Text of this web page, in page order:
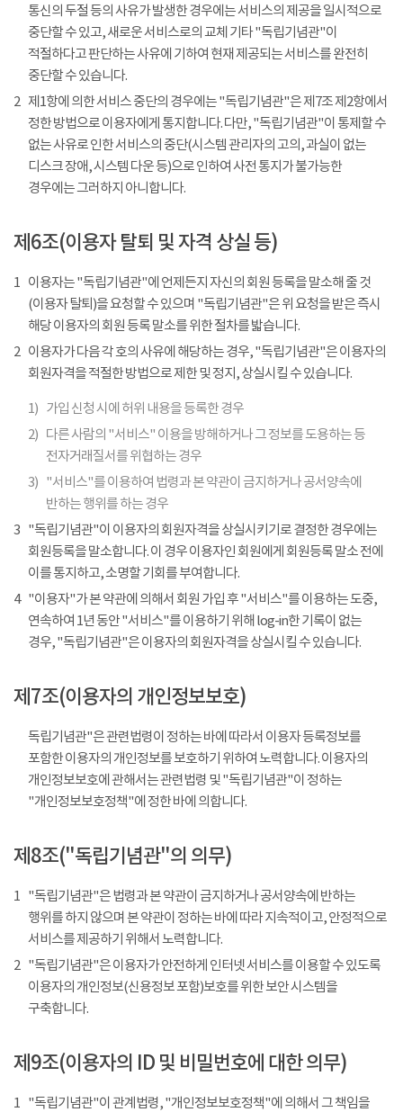
통신의 두절 등의 사유가 발생한 경우에는 서비스의 제공을 일시적으로
중단할 수 있고, 새로운 서비스로의 교체 기타 "독립기념관"이
적절하다고 판단하는 사유에 기하여 현재 제공되는 서비스를 완전히
중단할 수 있습니다.
2 제1항에 의한 서비스 중단의 경우에는 "독립기념관"은 제7조 제2항에서
정한 방법으로 이용자에게 통지합니다. 다만, "독립기념관"이 통제할 수
없는 사유로 인한 서비스의 중단(시스템 관리자의 고의, 과실이 없는
디스크 장애, 시스템 다운 등)으로 인하여 사전 통지가 불가능한
경우에는 그러하지 아니합니다.
제6조(이용자 탈퇴 및 자격 상실 등)
1 이용자는 "독립기념관"에 언제든지 자신의 회원 등록을 말소해 줄 것
(이용자 탈퇴)을 요청할 수 있으며 "독립기념관"은 위 요청을 받은 즉시
해당 이용자의 회원 등록 말소를 위한 절차를 밟습니다.
2 이용자가 다음 각 호의 사유에 해당하는 경우, "독립기념관"은 이용자의
회원자격을 적절한 방법으로 제한 및 정지, 상실시킬 수 있습니다.
1) 가입 신청 시에 허위 내용을 등록한 경우
2) 다른 사람의 "서비스" 이용을 방해하거나 그 정보를 도용하는 등
전자거래질서를 위협하는 경우
3) "서비스"를 이용하여 법령과 본 약관이 금지하거나 공서양속에
반하는 행위를 하는 경우
3 "독립기념관"이 이용자의 회원자격을 상실시키기로 결정한 경우에는
회원등록을 말소합니다. 이 경우 이용자인 회원에게 회원등록 말소 전에
이를 통지하고, 소명할 기회를 부여합니다.
4
"이용자"가 본 약관에 의해서 회원 가입 후 "서비스"를 이용하는 도중,
연속하여 1년 동안 "서비스"를 이용하기 위해 log-in한 기록이 없는
경우, "독립기념관"은 이용자의 회원자격을 상실시킬 수 있습니다.
제7조(이용자의 개인정보보호)
독립기념관"은 관련법령이 정하는 바에 따라서 이용자 등록정보를
포함한 이용자의 개인정보를 보호하기 위하여 노력합니다. 이용자의
개인정보보호에 관해서는 관련법령 및 "독립기념관"이 정하는
"개인정보보호정책"에 정한 바에 의합니다.
제8조("독립기념관"의 의무)
1 "독립기념관"은 법령과 본 약관이 금지하거나 공서양속에 반하는
행위를 하지 않으며 본 약관이 정하는 바에 따라 지속적이고, 안정적으로
서비스를 제공하기 위해서 노력합니다.
2 "독립기념관"은 이용자가 안전하게 인터넷 서비스를 이용할 수 있도록
이용자의 개인정보(신용정보 포함)보호를 위한 보안 시스템을
구축합니다.
제9조(이용자의 ID 및 비밀번호에 대한 의무)
1 "독립기념관"이 관계법령, "개인정보보호정책"에 의해서 그 책임을